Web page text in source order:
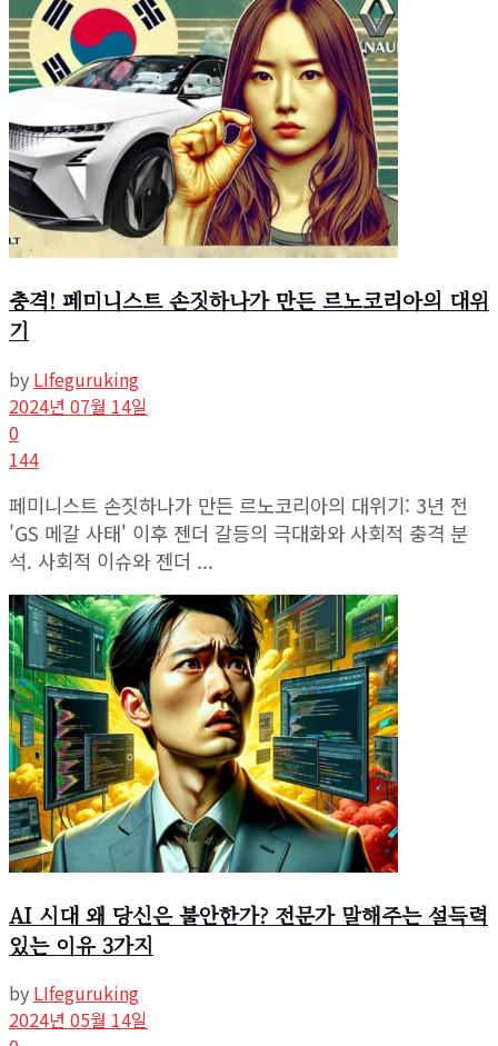
View All Result
충격! 페미니스트 손짓하나가 만든 르노코리아의 대위
기
by LIfeguruking
2024년 07월 14일
0
144
페미니스트 손짓하나가 만든 르노코리아의 대위기: 3년 전
'GS 메갈 사태' 이후 젠더 갈등의 극대화와 사회적 충격 분
석. 사회적 이슈와 젠더 ...
AI 시대 왜 당신은 불안한가? 전문가 말해주는 설득력
있는 이유 3가지
by LIfeguruking
2024년 05월 14일